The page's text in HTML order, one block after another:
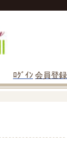
ﾛｸﾞｲﾝ 会員登録